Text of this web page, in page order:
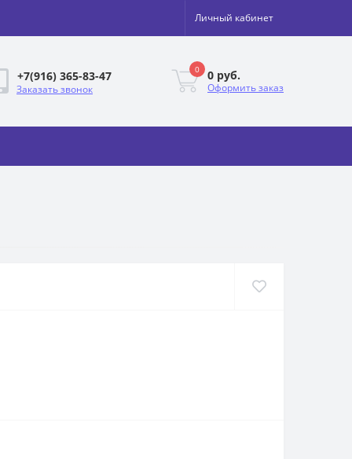
Личный кабинет
+7(916) 365-83-47
Заказать звонок
0 0 руб.
Оформить заказ